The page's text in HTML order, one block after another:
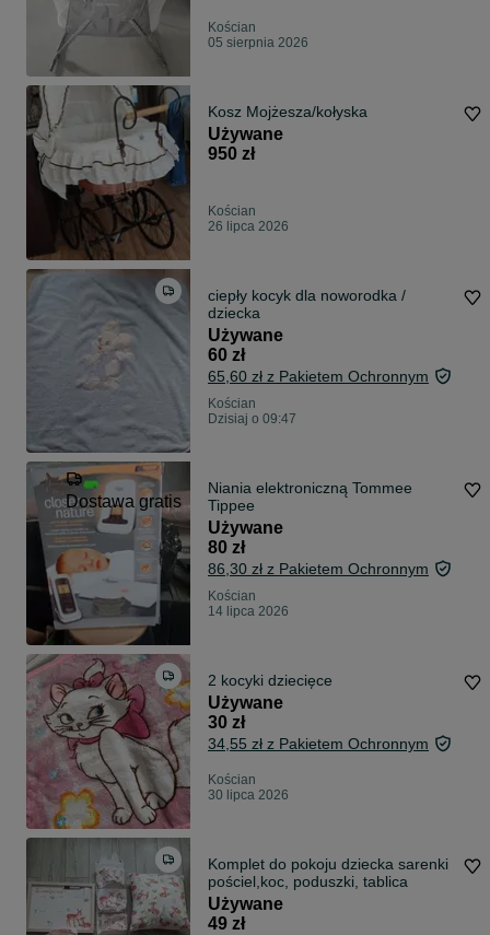
Kościan
05 sierpnia 2026
Kosz Mojżesza/kołyska
Używane
950 zł
Kościan
26 lipca 2026
ciepły kocyk dla noworodka /
dziecka
Używane
60 zł
65,60 zł z Pakietem Ochronnym
Kościan
Dzisiaj o 09:47
Dostawa gratis
Niania elektroniczną Tommee
Tippee
Używane
80 zł
86,30 zł z Pakietem Ochronnym
Kościan
14 lipca 2026
2 kocyki dziecięce
Używane
30 zł
34,55 zł z Pakietem Ochronnym
Kościan
30 lipca 2026
Komplet do pokoju dziecka sarenki
pościel,koc, poduszki, tablica
Używane
49 zł